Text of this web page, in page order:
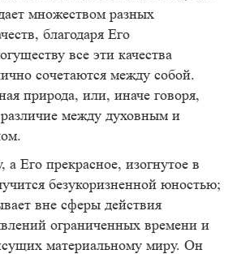
множеством разных
благодаря Его
все эти качества
сочетаются между собой.
природа, или, иначе говоря,
между духовным и
Его прекрасное, изогнутое в
безукоризненной юностью;
вне сферы действия
ограниченных времени и
материальному миру. Он